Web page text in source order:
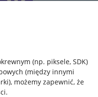
(np. piksele, SDK)
(między innymi
, możemy zapewnić, że